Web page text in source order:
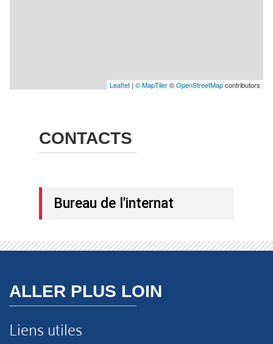
Leaflet | © MapTiler©OpenStreetMapcontributors
CONTACTS
Bureau de l'internat
ALLER PLUS LOIN
Liens utiles